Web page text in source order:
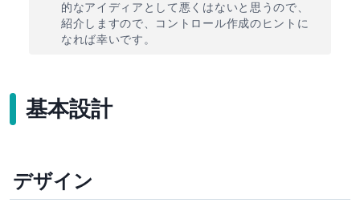
的なアイディアとして悪くはないと思うので、
紹介しますので、コントロール作成のヒントに
なれば幸いです。
基本設計
デザイン